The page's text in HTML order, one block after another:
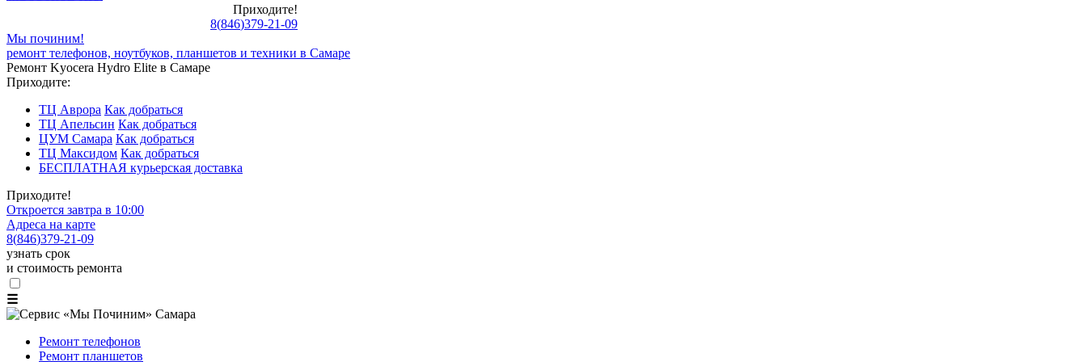
Приходите!
8(846)379-21-09
Мы починим!
ремонт телефонов, ноутбуков, планшетов и техники в Самаре
Ремонт Kyocera Hydro Elite в Самаре
Приходите:
ТЦ Аврора Как добраться
ТЦ Апельсин Как добраться
ЦУМ Самара Как добраться
ТЦ Максидом Как добраться
БЕСПЛАТНАЯ курьерская доставка
Приходите!
Откроется завтра в 10:00
Адреса на карте
8(846)379-21-09
узнать срок
и стоимость ремонта
☰
Ремонт телефонов
Ремонт планшетов